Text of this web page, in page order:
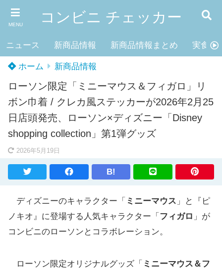
MENU コンビニ チェッカー
ニュース 新商品情報 新商品情報まとめ 実食レ
ホーム 新商品情報
ローソン限定「ミニーマウス＆フィガロ」リ
ボン巾着 / クレカ風ステッカーが2026年2月25
日店頭発売、ローソン×ディズニー「Disney
shopping collection」第1弾グッズ
2026年5月19日
B!
ディズニーのキャラクター「 ミニーマウス 」と『ピ
ノキオ』に登場する人気キャラクター「 フィガロ 」が
コンビニのローソンとコラボレーション。
ローソン限定オリジナルグッズ「 ミニーマウス＆フ